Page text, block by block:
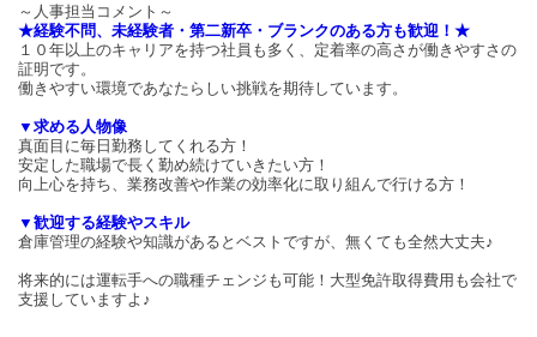
～人事担当コメント～
★経験不問、未経験者・第二新卒・ブランクのある方も歓迎！★
１０年以上のキャリアを持つ社員も多く、定着率の高さが働きやすさの
証明です。
働きやすい環境であなたらしい挑戦を期待しています。
▼求める人物像
真面目に毎日勤務してくれる方！
安定した職場で長く勤め続けていきたい方！
向上心を持ち、業務改善や作業の効率化に取り組んで行ける方！
▼歓迎する経験やスキル
倉庫管理の経験や知識があるとベストですが、無くても全然大丈夫♪
将来的には運転手への職種チェンジも可能！大型免許取得費用も会社で
支援していますよ♪